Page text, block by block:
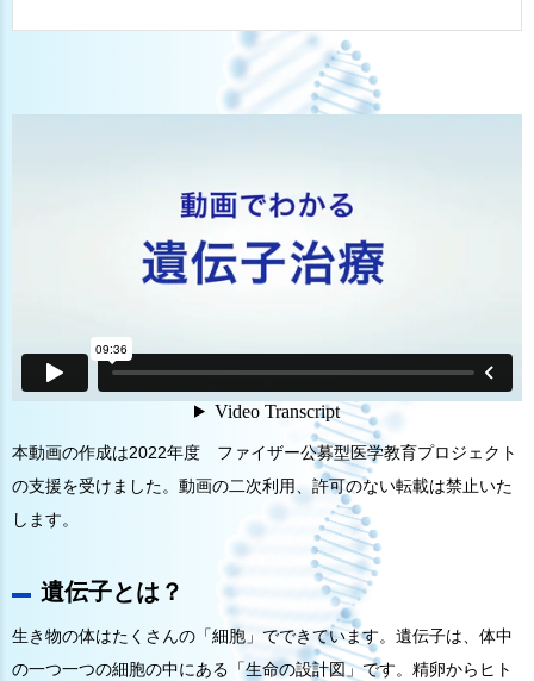
本動画の作成は2022年度 ファイザー公募型医学教育プロジェクト
の支援を受けました。動画の二次利用、許可のない転載は禁止いた
します。
遺伝子とは？
生き物の体はたくさんの「細胞」でできています。遺伝子は、体中
の一つ一つの細胞の中にある「生命の設計図」です。精卵からヒト